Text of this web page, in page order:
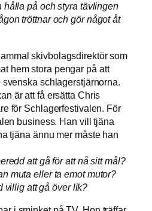
hålla på och styra tävlingen
tröttnar och gör något åt
skivbolagsdirektör som
hem stora pengar på att
schlagerstjärnorna.
är att få ersätta Chris
för Schlagerfestivalen. För
business. Han vill tjäna
tjäna ännu mer måste han
att gå för att nå sitt mål?
muta eller ta emot mutor?
villig att gå över lik?